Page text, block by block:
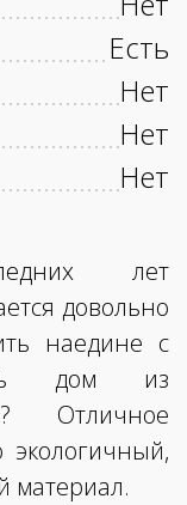
Есть
Нет
Нет
Нет
лет
довольно
наедине с
дом из
Отличное
материал.